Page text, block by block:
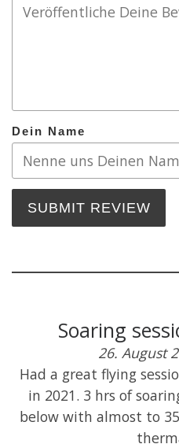
Dein Name
SUBMIT REVIEW
Soaring
26. August
Had a great flying
in 2021. 3 hrs of
below with almost to